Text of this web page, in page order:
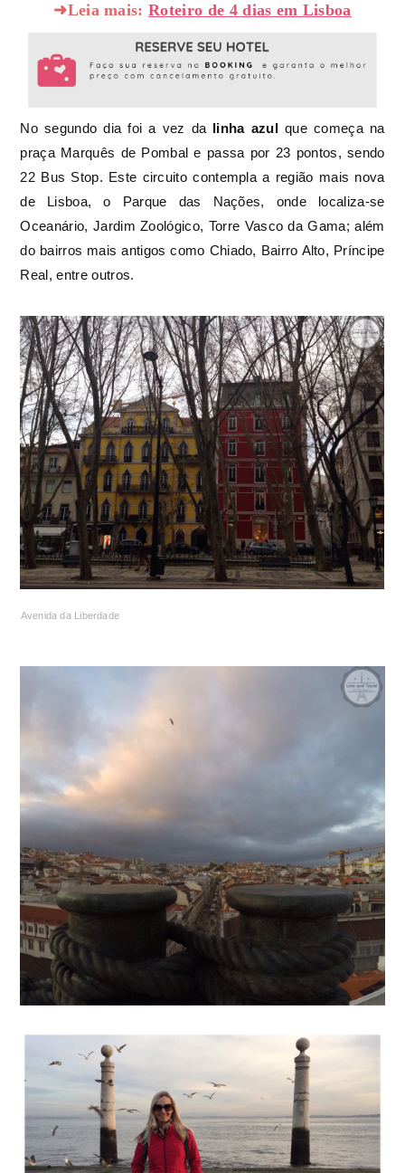
➜Leia mais:Roteiro de 4 dias em Lisboa
No segundo dia foi a vez da linha azulque começa na
praça Marquês de Pombal e passa por 23 pontos, sendo
22 Bus Stop. Este circuito contempla a região mais nova
de Lisboa, o Parque das Nações, onde localiza-se
Oceanário, Jardim Zoológico, Torre Vasco da Gama; além
do bairros mais antigos como Chiado, Bairro Alto, Príncipe
Real, entre outros.
Avenida da Liberdade